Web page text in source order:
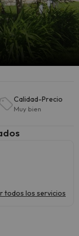
Calidad-Precio
Muy bien
todos los servicios